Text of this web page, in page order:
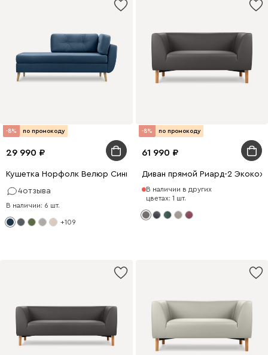
-8% по промокоду
29 990
Кушетка Норфолк Велюр Синий
4отзыва
В наличии: 6 шт.
+109
-8% по промокоду
61 990
Диван прямой Риард-2
В наличии в других
цветах: 1 шт.